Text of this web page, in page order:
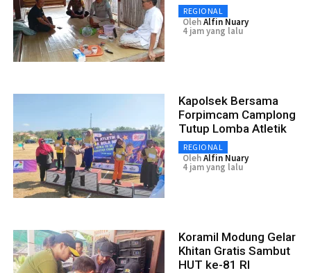
REGIONAL
OlehAlfin Nuary
4 jam yang lalu
Kapolsek Bersama
Forpimcam Camplong
Tutup Lomba Atletik
REGIONAL
OlehAlfin Nuary
4 jam yang lalu
Koramil Modung Gelar
Khitan Gratis Sambut
HUT ke-81 RI